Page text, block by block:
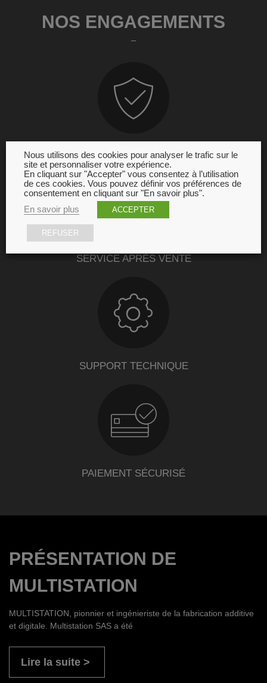
NOS ENGAGEMENTS
GARANTIE
SERVICE APRÈS VENTE
SUPPORT TECHNIQUE
PAIEMENT SÉCURISÉ
PRÉSENTATION DE
MULTISTATION
MULTISTATION, pionnier et ingénieriste de la fabrication additive
et digitale. Multistation SAS a été
Lire la suite
Nous utilisons des cookies pour analyser le trafic sur le
site et personnaliser votre expérience.
En cliquant sur "Accepter" vous consentez à l’utilisation
de ces cookies. Vous pouvez définir vos préférences de
consentement en cliquant sur "En savoir plus".
En savoir plus
ACCEPTER
REFUSER